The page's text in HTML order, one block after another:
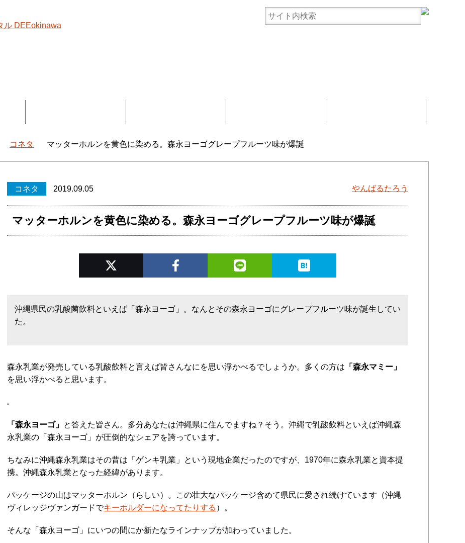
DEEokinawaトップ
コネタ マッターホルンを黄色に染める。森永ヨーゴグレープフルーツ味が爆誕
コネタ 2019.09.05 やんばるたろう
マッターホルンを黄色に染める。森永ヨーゴグレープフルーツ味が爆誕
沖縄県民の乳酸菌飲料といえば「森永ヨーゴ」。なんとその森永ヨーゴにグレープフルーツ味が誕生してい
た。
森永乳業が発売している乳酸飲料と言えば皆さんなにを思い浮かべるでしょうか。多くの方は 「森永マミー」
を思い浮かべると思います。
「森永ヨーゴ」 と答えた皆さん。多分あなたは沖縄県に住んでますね？そう。沖縄で乳酸飲料といえば沖縄森
永乳業の「森永ヨーゴ」が圧倒的なシェアを誇っています。
ちなみに沖縄森永乳業はその昔は「ゲンキ乳業」という現地企業だったのですが、1970年に森永乳業と資本提
携。沖縄森永乳業となった経緯があります。
パッケージの山はマッターホルン（らしい）。この壮大なパッケージ含めて県民に愛され続けています（沖縄
ヴィレッジヴァンガードでキーホルダーになってたりする ）。
そんな「森永ヨーゴ」にいつの間にか新たなラインナップが加わっていました。